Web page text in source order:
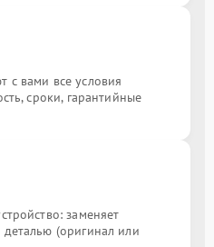
с вами все условия
сроки, гарантийные
заменяет
(оригинал или